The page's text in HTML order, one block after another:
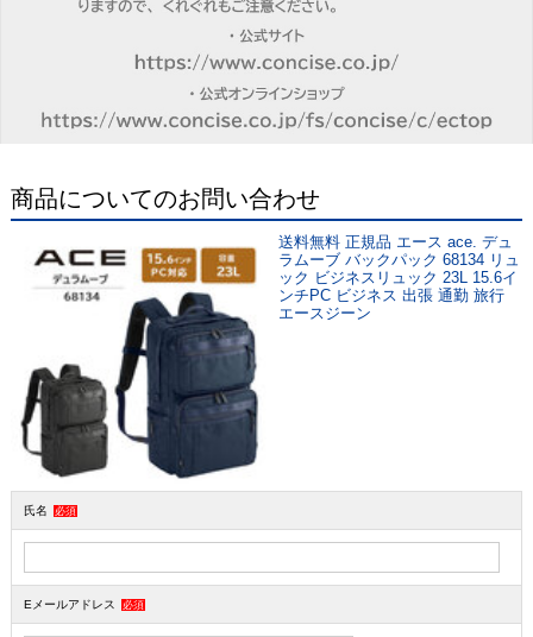
商品についてのお問い合わせ
送料無料 正規品 エース ace. デュ
ラムーブ バックパック 68134 リュ
ック ビジネスリュック 23L 15.6イ
ンチPC ビジネス 出張 通勤 旅行
エースジーン
氏名 必須
Eメールアドレス 必須